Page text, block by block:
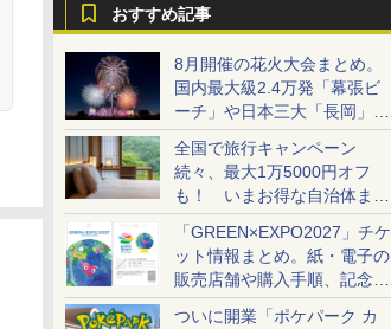
おすすめ記事
8月開催の花火大会まとめ。
国内最大級2.4万発「幕張ビ
ーチ」や日本三大「長岡」な
ど大型イベント目白押し！
全国で旅行キャンペーン
続々、最大1万5000円オフ
も！ いまお得な自治体まと
め
「GREEN×EXPO2027」チケ
ット情報まとめ。紙・電子の
販売店舗や購入手順、記念チ
ケットも解説
ついに開業「ポケパーク カ